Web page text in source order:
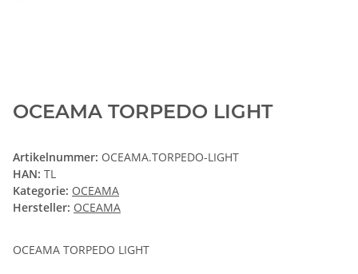
OCEAMA TORPEDO LIGHT
Artikelnummer: OCEAMA.TORPEDO-LIGHT
HAN: TL
Kategorie: OCEAMA
Hersteller: OCEAMA
OCEAMA TORPEDO LIGHT